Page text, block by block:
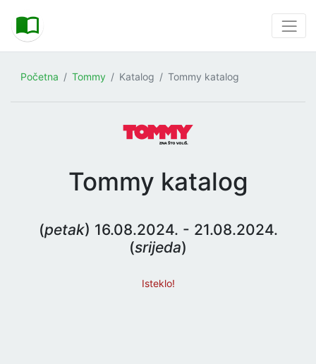
Početna Tommy Katalog Tommy katalog
Tommy katalog
(petak) 16.08.2024. - 21.08.2024.
(srijeda)
Isteklo!